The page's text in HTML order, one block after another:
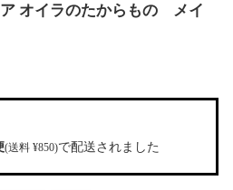
オイラのたからもの メイ
(送料 ¥850)で配送されました